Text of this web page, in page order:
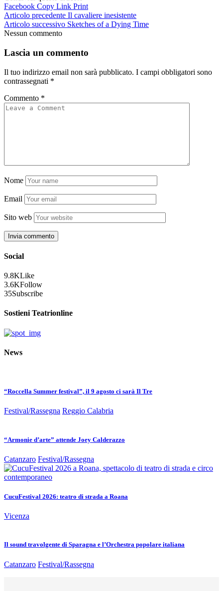
Facebook Copy Link Print
Articolo precedente Il cavaliere inesistente
Articolo successivo Sketches of a Dying Time
Nessun commento
Lascia un commento
Il tuo indirizzo email non sarà pubblicato. I campi obbligatori sono
contrassegnati *
Commento *
Nome
Email
Sito web
Social
9.8KLike
3.6KFollow
35Subscribe
Sostieni Teatrionline
News
“Roccella Summer festival”, il 9 agosto ci sarà Il Tre
Festival/Rassegna Reggio Calabria
“Armonie d’arte” attende Joey Calderazzo
Catanzaro Festival/Rassegna
CucuFestival 2026: teatro di strada a Roana
Vicenza
Il sound travolgente di Sparagna e l’Orchestra popolare italiana
Catanzaro Festival/Rassegna